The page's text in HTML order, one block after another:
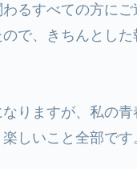
るすべての方に
で、きちんとし
りますが、私の
しいこと全部です